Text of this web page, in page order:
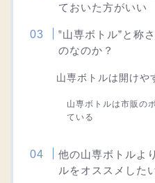
ておいた方がいい
‟山専ボトル”と称
のなのか？
山専ボトルは開けや
山専ボトルは市販の
ている
他の山専ボトルよ
ルをオススメした